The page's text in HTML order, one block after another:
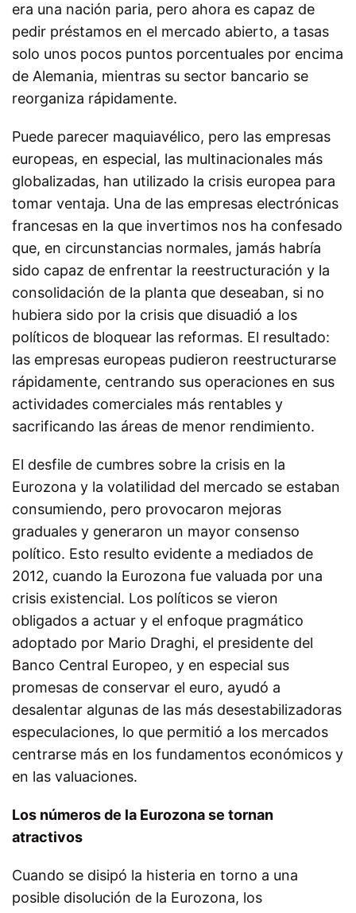
era una nación paria, pero ahora es capaz de
pedir préstamos en el mercado abierto, a tasas
solo unos pocos puntos porcentuales por encima
de Alemania, mientras su sector bancario se
reorganiza rápidamente.
Puede parecer maquiavélico, pero las empresas
europeas, en especial, las multinacionales más
globalizadas, han utilizado la crisis europea para
tomar ventaja. Una de las empresas electrónicas
francesas en la que invertimos nos ha confesado
que, en circunstancias normales, jamás habría
sido capaz de enfrentar la reestructuración y la
consolidación de la planta que deseaban, si no
hubiera sido por la crisis que disuadió a los
políticos de bloquear las reformas. El resultado:
las empresas europeas pudieron reestructurarse
rápidamente, centrando sus operaciones en sus
actividades comerciales más rentables y
sacrificando las áreas de menor rendimiento.
El desfile de cumbres sobre la crisis en la
Eurozona y la volatilidad del mercado se estaban
consumiendo, pero provocaron mejoras
graduales y generaron un mayor consenso
político. Esto resulto evidente a mediados de
2012, cuando la Eurozona fue valuada por una
crisis existencial. Los políticos se vieron
obligados a actuar y el enfoque pragmático
adoptado por Mario Draghi, el presidente del
Banco Central Europeo, y en especial sus
promesas de conservar el euro, ayudó a
desalentar algunas de las más desestabilizadoras
especulaciones, lo que permitió a los mercados
centrarse más en los fundamentos económicos y
en las valuaciones.
Los números de la Eurozona se tornan
atractivos
Cuando se disipó la histeria en torno a una
posible disolución de la Eurozona, los